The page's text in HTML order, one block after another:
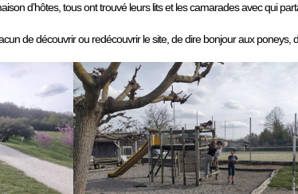
d’hôtes, tous ont trouvé leurs lits et les camarades avec qui
de découvrir ou redécouvrir le site, de dire bonjour aux poneys,